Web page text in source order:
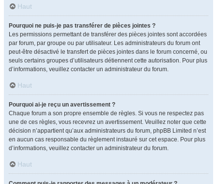
Haut
Pourquoi ne puis-je pas transférer de pièces jointes ?
Les permissions permettant de transférer des pièces jointes sont accordées
par forum, par groupe ou par utilisateur. Les administrateurs du forum ont
peut-être désactivé le transfert de pièces jointes dans le forum concerné, ou
seuls certains groupes d’utilisateurs détiennent cette autorisation. Pour plus
d’informations, veuillez contacter un administrateur du forum.
Haut
Pourquoi ai-je reçu un avertissement ?
Chaque forum a son propre ensemble de règles. Si vous ne respectez pas
une de ces règles, vous recevrez un avertissement. Veuillez noter que cette
décision n’appartient qu’aux administrateurs du forum, phpBB Limited n’est
en aucun cas responsable du règlement instauré sur cet espace. Pour plus
d’informations, veuillez contacter un administrateur du forum.
Haut